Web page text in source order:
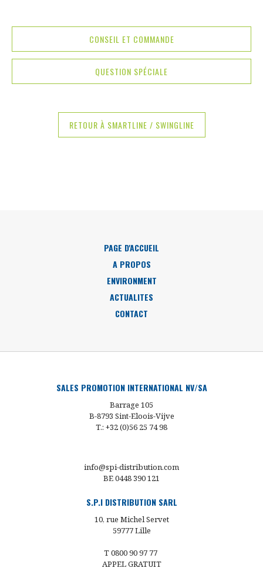
CONSEIL ET COMMANDE
QUESTION SPÉCIALE
RETOUR À SMARTLINE / SWINGLINE
PAGE D'ACCUEIL
A PROPOS
ENVIRONMENT
ACTUALITES
CONTACT
SALES PROMOTION INTERNATIONAL NV/SA
Barrage 105
B-8793 Sint-Eloois-Vijve
T.: +32 (0)56 25 74 98
info@spi-distribution.com
BE 0448 390 121
S.P.I DISTRIBUTION SARL
10, rue Michel Servet
59777 Lille
T 0800 90 97 77
APPEL GRATUIT